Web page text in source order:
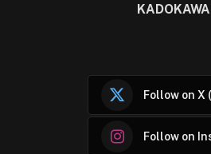
Follow on X
Follow on